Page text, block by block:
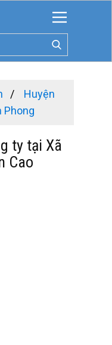
Huyện
Phong
ty tại Xã
Cao